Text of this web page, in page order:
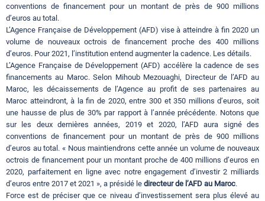
conventions de financement pour un montant de près de 900 millions
d’euros au total.
L’Agence Française de Développement (AFD) vise à atteindre à fin 2020 un
volume de nouveaux octrois de financement proche des 400 millions
d’euros. Pour 2021, l’institution entend augmenter la cadence. Les détails.
L’Agence Française de Développement (AFD) accélère la cadence de ses
financements au Maroc. Selon Mihoub Mezouaghi, Directeur de l’AFD au
Maroc, les décaissements de l’Agence au profit de ses partenaires au
Maroc atteindront, à la fin de 2020, entre 300 et 350 millions d’euros, soit
une hausse de plus de 30% par rapport à l’année précédente. Notons que
sur les deux dernières années, 2019 et 2020, l’AFD aura signé des
conventions de financement pour un montant de près de 900 millions
d’euros au total. « Nous maintiendrons cette année un volume de nouveaux
octrois de financement pour un montant proche de 400 millions d’euros en
2020, parfaitement en ligne avec notre engagement d’investir 2 milliards
d’euros entre 2017 et 2021 », a présidé le directeur de l’AFD au Maroc.
Force est de préciser que ce niveau d’investissement sera plus élevé au